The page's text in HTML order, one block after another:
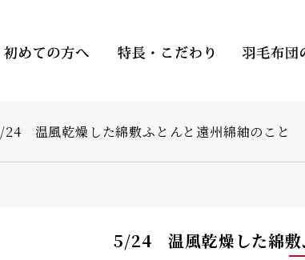
24 温風乾燥した綿敷ふとんと遠州綿紬のこと
5/24 温風乾燥した綿敷